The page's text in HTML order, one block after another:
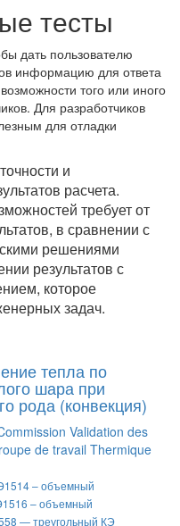
тесты
дать пользователю
информацию для ответа
того или иного
Для разработчиков
для отладки
и
расчета.
требует от
в сравнении с
решениями
результатов с
которое
задач.
тепла по
шара при
рода (конвекция)
Validation des
de travail Thermique
– объемный
– объемный
— треугольный КЭ